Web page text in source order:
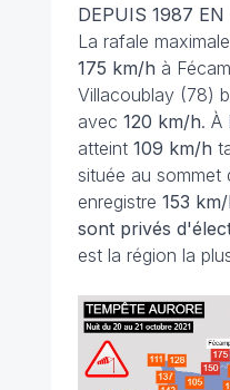
DEPUIS 1987 EN
La rafale
175 km/h à
Villacoublay (78)
avec 120 km/h. À
atteint 109 km/h
située au sommet
enregistre 153
sont privés
est la région la